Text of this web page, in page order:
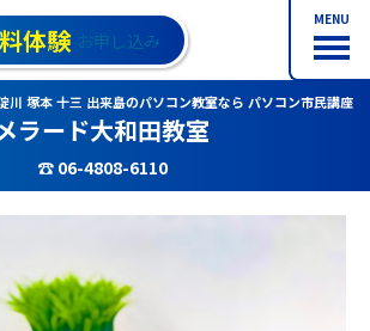
MENU
体験 お申し込み
川 塚本 十三 出来島のパソコン教室なら パソコン市民講座
ラード大和田教室
☎ 06-4808-6110